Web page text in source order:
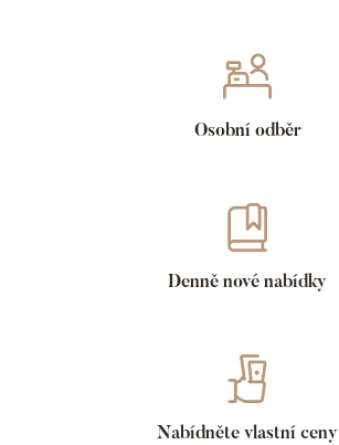
Osobní odběr
Denně nové nabídky
Nabídněte vlastní ceny